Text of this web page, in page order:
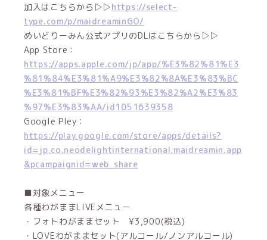
加入はこちらから▷▷https://select-
type.com/p/maidreaminGO/
めいどりーみん公式アプリのDLはこちらから▷▷
App Store：
https://apps.apple.com/jp/app/%E3%82%81%E3
%81%84%E3%81%A9%E3%82%8A%E3%83%BC
%E3%81%BF%E3%82%93%E3%82%A2%E3%83
%97%E3%83%AA/id1051639358
Google Pley：
https://play.google.com/store/apps/details?
id=jp.co.neodelightinternational.maidreamin.app
&pcampaignid=web_share
■対象メニュー
各種わがままLIVEメニュー
・フォトわがままセット ¥3,900(税込)
・LOVEわがままセット(アルコール/ノンアルコール)